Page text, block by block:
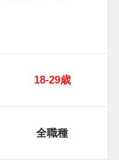
18-29歳
全職種